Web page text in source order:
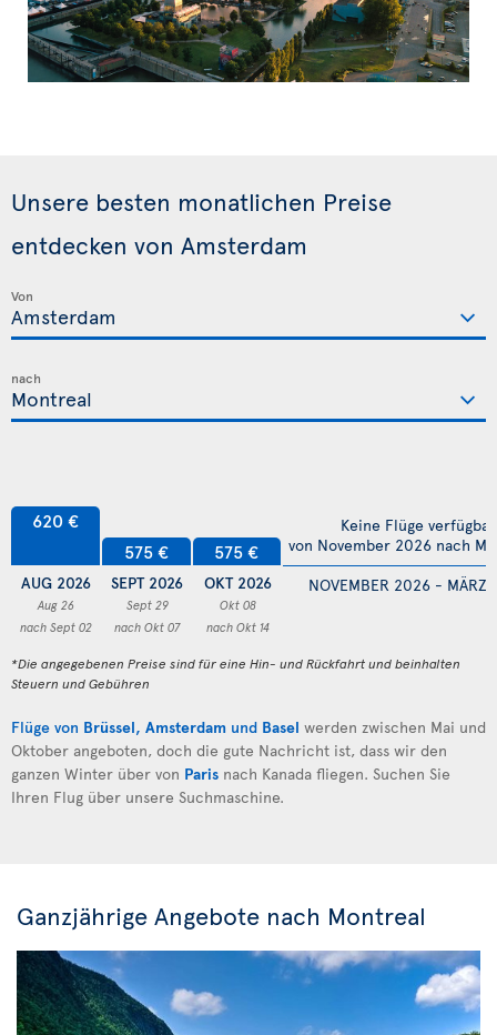
Unsere besten monatlichen Preise
entdecken von Amsterdam
Von
nach
620 €
AUG 2026
Aug 26
nach Sept 02
575 €
SEPT 2026
Sept 29
nach Okt 07
575 €
OKT 2026
Okt 08
nach Okt 14
NOVEMBER 2026 - MÄRZ
Keine Flüge verfügbar
von November 2026 nach
*Die angegebenen Preise sind für eine Hin- und Rückfahrt und beinhalten
Steuern und Gebühren
Flüge von Brüssel, Amsterdam und Basel werden zwischen Mai und
Oktober angeboten, doch die gute Nachricht ist, dass wir den
ganzen Winter über von Paris nach Kanada fliegen. Suchen Sie
Ihren Flug über unsere Suchmaschine.
Ganzjährige Angebote nach Montreal